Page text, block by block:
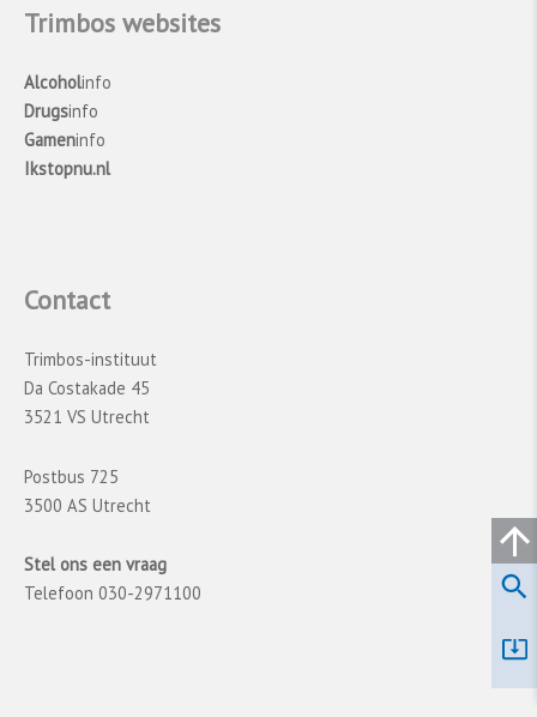
Trimbos websites
Alcoholinfo
Drugsinfo
Gameninfo
Ikstopnu.nl
Contact
Trimbos-instituut
Da Costakade 45
3521 VS Utrecht
Postbus 725
3500 AS Utrecht
Stel ons een vraag
Telefoon 030-2971100